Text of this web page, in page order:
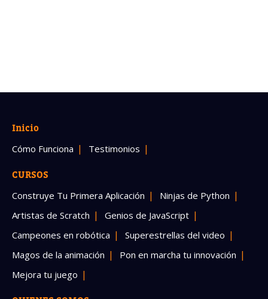
Inicio
Cómo Funciona Testimonios
CURSOS
Construye Tu Primera Aplicación
Ninjas de Python
Artistas de Scratch
Genios de JavaScript
Campeones en robótica
Superestrellas del video
Magos de la animación
Pon en marcha tu innovación
Mejora tu juego